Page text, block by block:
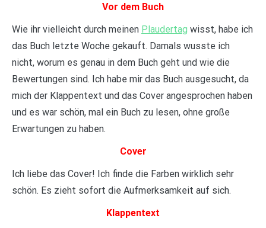
Vor dem Buch
Wie ihr vielleicht durch meinen Plaudertag wisst, habe ich
das Buch letzte Woche gekauft. Damals wusste ich
nicht, worum es genau in dem Buch geht und wie die
Bewertungen sind. Ich habe mir das Buch ausgesucht, da
mich der Klappentext und das Cover angesprochen haben
und es war schön, mal ein Buch zu lesen, ohne große
Erwartungen zu haben.
Cover
Ich liebe das Cover! Ich finde die Farben wirklich sehr
schön. Es zieht sofort die Aufmerksamkeit auf sich.
Klappentext